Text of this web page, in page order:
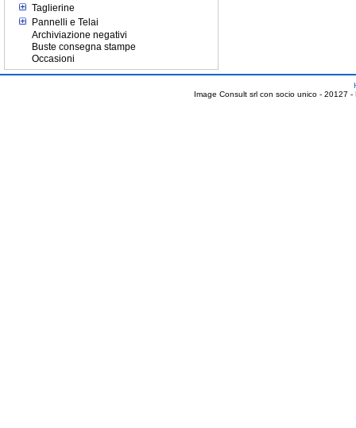
Taglierine
Pannelli e Telai
Archiviazione negativi
Buste consegna stampe
Occasioni
Image Consult srl con socio unico - 20127